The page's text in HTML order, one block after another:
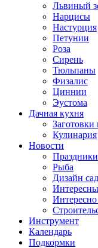
Львиный
Нарцисы
Настурция
Петунии
Роза
Сирень
Тюльпаны
Физалис
Циннии
Эустома
Дачная кухня
Кулинария
Новости
Праздники
Рыба
Дизайн
Инструмент
Календарь
Подкормки